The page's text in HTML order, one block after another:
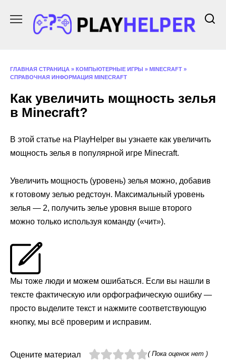
содержанию
ГЛАВНАЯ СТРАНИЦА » КОМПЬЮТЕРНЫЕ ИГРЫ » MINECRAFT »
СПРАВОЧНАЯ ИНФОРМАЦИЯ MINECRAFT
Как увеличить мощность зелья
в Minecraft?
В этой статье на PlayHelper вы узнаете как увеличить
мощность зелья в популярной игре Minecraft.
Увеличить мощность (уровень) зелья можно, добавив
к готовому зелью редстоун. Максимальный уровень
зелья — 2, получить зелье уровня выше второго
можно только используя команду («чит»).
Мы тоже люди и можем ошибаться. Если вы нашли в
тексте фактическую или орфографическую ошибку —
просто выделите текст и нажмите соответствующую
кнопку, мы всё проверим и исправим.
Оцените материал ( Пока оценок нет )